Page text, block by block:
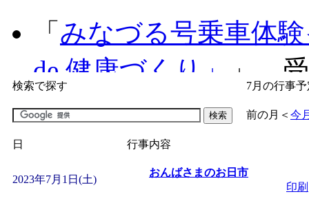
「 みなづる号乗車体
de 健康づくり」
」 受
「子育て交流広場「
間：2026/07/09～
「皆鶴姫のこびる塾
検索で探す 7月の行事
前の月 ＜ 今
日 行事内容
2023年7月1日(土)
おんばさまのお日市
印刷